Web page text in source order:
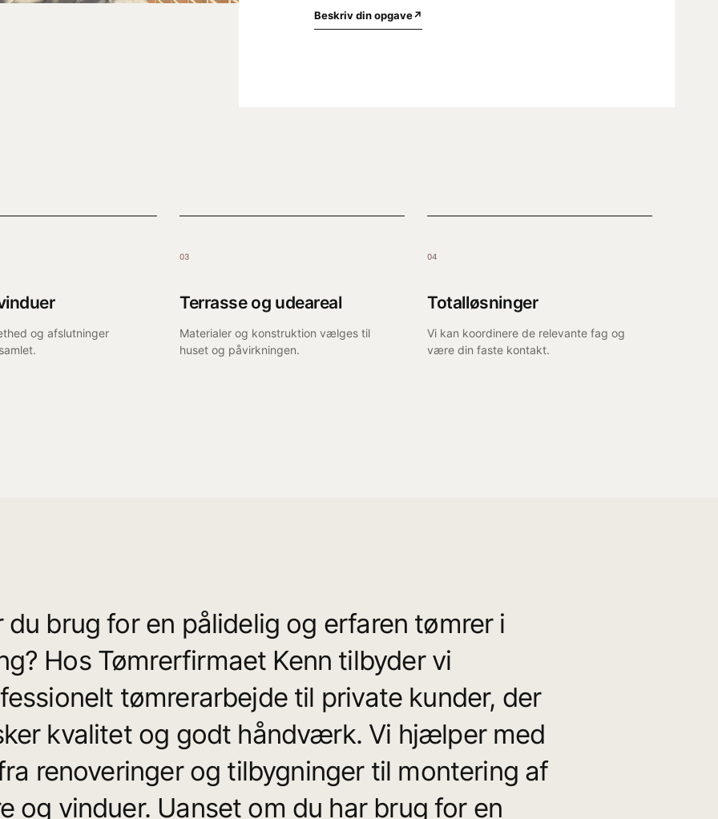
Beskriv din opgave↗
og afslutninger
03
Terrasse og udeareal
Materialer og konstruktion vælges til
huset og påvirkningen.
04
Totalløsninger
Vi kan koordinere de relevante fag og
være din faste kontakt.
du brug for en pålidelig og erfaren tømrer i
Hos Tømrerfirmaet Kenn tilbyder vi
tømrerarbejde til private kunder, der
kvalitet og godt håndværk. Vi hjælper med
renoveringer og tilbygninger til montering af
og vinduer. Uanset om du har brug for en